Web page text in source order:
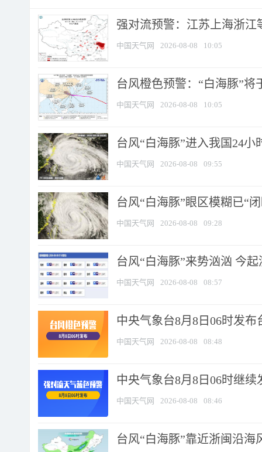
强对流预警：江苏上海浙江
中国天气网 2026-08-08 10:05
台风橙色预警：“白海豚”将
中国天气网 2026-08-08 10:05
台风“白海豚”进入我国24
中国天气网 2026-08-08 09:55
台风“白海豚”眼区模糊已“
中国天气网 2026-08-08 09:28
台风“白海豚”来势汹汹 今
中国天气网 2026-08-08 08:57
中央气象台8月8日06时发布
中国天气网 2026-08-08 08:48
中央气象台8月8日06时继
中国天气网 2026-08-08 08:46
台风“白海豚”靠近浙闽沿